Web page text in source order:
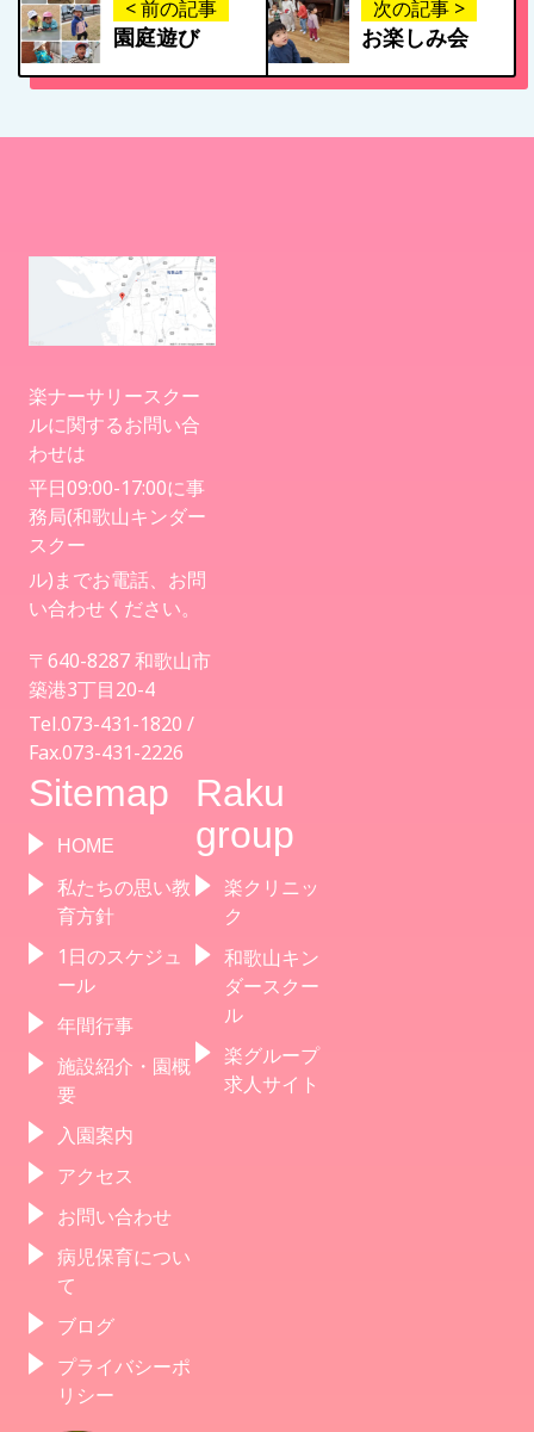
< 前の記事
園庭遊び
次の記事 >
お楽しみ会
楽ナーサリースクー
ルに関するお問い合
わせは
平日09:00-17:00に事
務局(和歌山キンダー
スクー
ル)までお電話、お問
い合わせください。
〒640-8287 和歌山市
築港3丁目20-4
Tel.073-431-1820 /
Fax.073-431-2226
Sitemap
HOME
私たちの思い教
育方針
1日のスケジュ
ール
年間行事
施設紹介・園概
要
入園案内
アクセス
お問い合わせ
病児保育につい
て
ブログ
プライバシーポ
リシー
Raku
group
楽クリニッ
ク
和歌山キン
ダースクー
ル
楽グループ
求人サイト